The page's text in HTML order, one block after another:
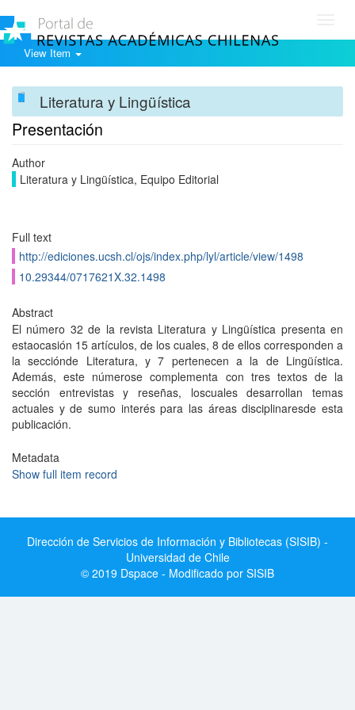
View Item
Literatura y Lingüística
Presentación
Author
Literatura y Lingüística, Equipo Editorial
Full text
http://ediciones.ucsh.cl/ojs/index.php/lyl/article/view/1498
10.29344/0717621X.32.1498
Abstract
El número 32 de la revista Literatura y Lingüística presenta en
estaocasión 15 artículos, de los cuales, 8 de ellos corresponden a
la secciónde Literatura, y 7 pertenecen a la de Lingüística.
Además, este númerose complementa con tres textos de la
sección entrevistas y reseñas, loscuales desarrollan temas
actuales y de sumo interés para las áreas disciplinaresde esta
publicación.
Metadata
Show full item record
Dirección de Servicios de Información y Bibliotecas (SISIB) -
Universidad de Chile
© 2019 Dspace - Modificado por SISIB